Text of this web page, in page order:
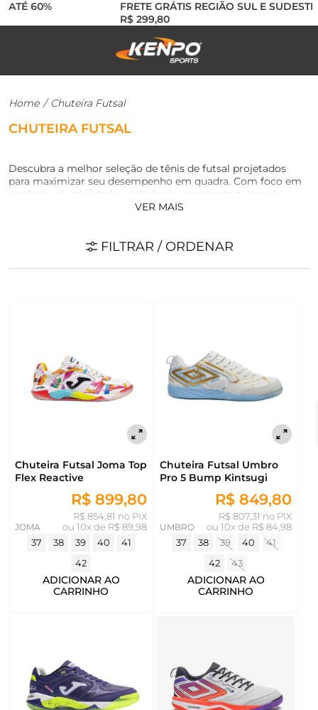
60%
FRETE GRÁTIS REGIÃO SUL E SUDESTE
R$ 299,80
Home / Chuteira Futsal
CHUTEIRA FUTSAL
Descubra a melhor seleção de tênis de futsal projetados
para maximizar seu desempenho em quadra. Com foco em
conforto, durabilidade e aderência, nossas chuteiras são
ideais para jogadores de todos os níveis. Encontre o
VER MAIS
FILTRAR / ORDENAR
Chuteira Futsal Joma Top
Flex Reactive
R$ 899,80
R$ 854,81 no PIX
ou 10x de R$ 89,98
JOMA
37
38 39 40
41
42
ADICIONAR AO
CARRINHO
Chuteira Futsal Umbro
Pro 5 Bump Kintsugi
R$ 849,80
R$ 807,31 no PIX
ou 10x de R$ 84,98
UMBRO
37
38 39 40
41
42
43
ADICIONAR AO
CARRINHO